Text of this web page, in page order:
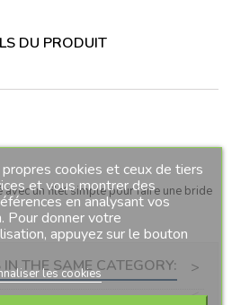
DU PRODUIT
un filet simple pour faire une bride
THE SAME CATEGORY:
>
<
cookies et ceux de tiers
et vous montrer des
en analysant vos
Pour donner votre
appuyez sur le bouton
les cookies